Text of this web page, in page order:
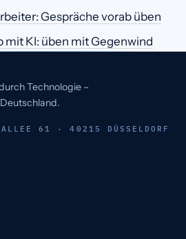
Gespräche vorab üben
mit KI: üben mit Gegenwind
Technologie –
61 · 40215 DÜSSELDORF